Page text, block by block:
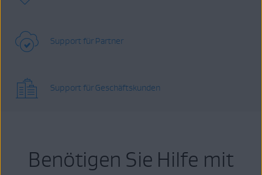
Support für Partner
Support für Geschäftskunden
Benötigen Sie Hilfe mit